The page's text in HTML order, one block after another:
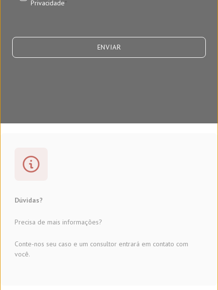
Privacidade*
Dúvidas?
Precisa de mais informações?
Conte-nos seu caso e um consultor entrará em contato com
você.